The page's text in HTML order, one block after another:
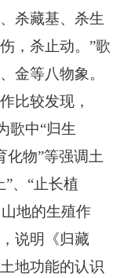
杀藏基、杀生
，杀止动。”歌
金等八物象。
比较发现，
歌中“归生
化物”等强调土
、“止长植
地的生殖作
说明《归藏
地功能的认识